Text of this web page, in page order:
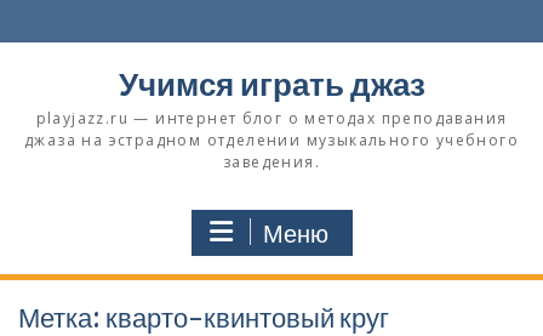
к
Учимся играть джаз
playjazz.ru — интернет блог о методах преподавания
джаза на эстрадном отделении музыкального учебного
заведения.
Меню
Метка: кварто-квинтовый круг